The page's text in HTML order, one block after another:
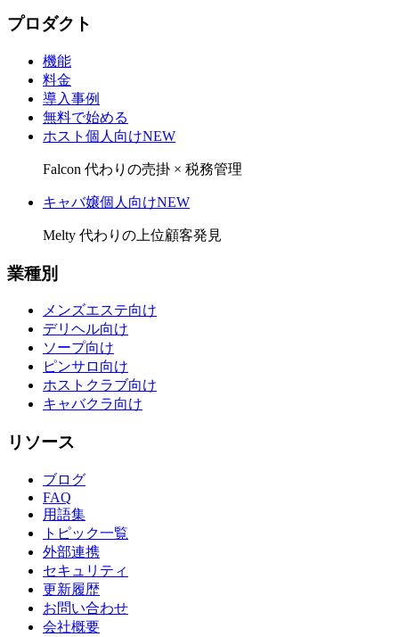
プロダクト
機能
料金
導入事例
無料で始める
ホスト個人向けNEW
Falcon 代わりの売掛 × 税務管理
キャバ嬢個人向けNEW
Melty 代わりの上位顧客発見
業種別
メンズエステ向け
デリヘル向け
ソープ向け
ピンサロ向け
ホストクラブ向け
キャバクラ向け
リソース
ブログ
FAQ
用語集
トピック一覧
外部連携
セキュリティ
更新履歴
お問い合わせ
会社概要